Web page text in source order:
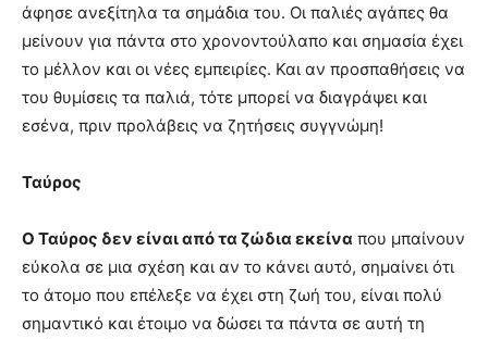
άφησε ανεξίτηλα τα σημάδια του. Οι παλιές αγάπες θα
μείνουν για πάντα στο χρονοντούλαπο και σημασία έχει
το μέλλον και οι νέες εμπειρίες. Και αν προσπαθήσεις να
του θυμίσεις τα παλιά, τότε μπορεί να διαγράψει και
εσένα, πριν προλάβεις να ζητήσεις συγγνώμη!
Ταύρος
Ο Ταύρος δεν είναι από τα ζώδια εκείνα που μπαίνουν
εύκολα σε μια σχέση και αν το κάνει αυτό, σημαίνει ότι
το άτομο που επέλεξε να έχει στη ζωή του, είναι πολύ
σημαντικό και έτοιμο να δώσει τα πάντα σε αυτή τη